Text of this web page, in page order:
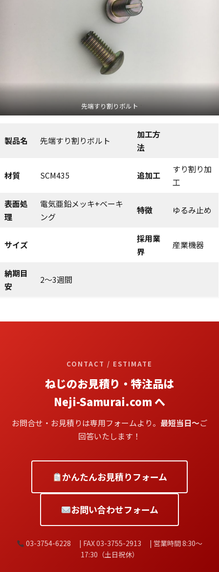
先端すり割りボルト
製品名 先端すり割りボルト
加工方
法
材質 SCM435 追加工
すり割り加
工
表面処
理
電気亜鉛メッキ+ベーキ
ング
特徴 ゆるみ止め
サイズ
採用業
界
産業機器
納期目
安
2～3週間
CONTACT / ESTIMATE
ねじのお見積り・特注品は
Neji-Samurai.com へ
お問合せ・お見積りは専用フォームより。 最短当日〜ご
回答いたします！
かんたんお見積りフォーム
お問い合わせフォーム
03-3754-6228 | FAX 03-3755-2913 | 営業時間 8:30〜
17:30（土日祝休）